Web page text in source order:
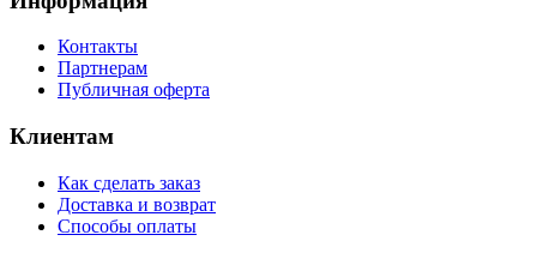
Контакты
Партнерам
Публичная оферта
Клиентам
Как сделать заказ
Доставка и возврат
Способы оплаты